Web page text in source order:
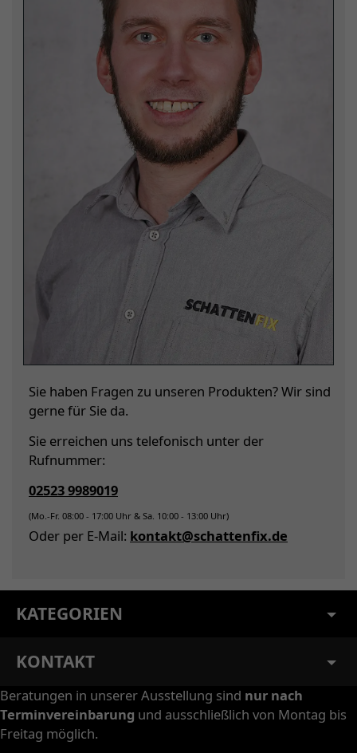
Sie haben Fragen zu unseren Produkten? Wir sind
gerne für Sie da.
Sie erreichen uns telefonisch unter der
Rufnummer:
02523 9989019
(Mo.-Fr. 08:00 - 17:00 Uhr & Sa. 10:00 - 13:00 Uhr)
Oder per E-Mail: kontakt@schattenfix.de
KATEGORIEN
KONTAKT
Beratungen in unserer Ausstellung sind nur nach
Terminvereinbarung und ausschließlich von Montag bis
Freitag möglich.